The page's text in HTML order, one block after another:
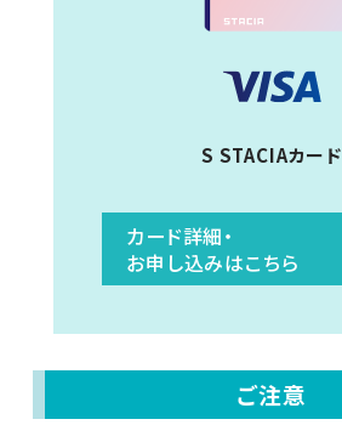
S STACIAカード
カード詳細・
お申し込みはこちら
ご注意